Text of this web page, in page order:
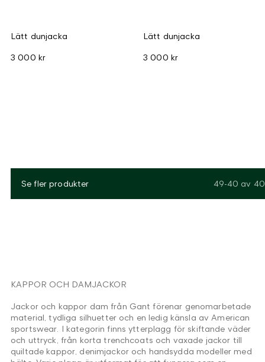
Lätt dunjacka
3 000 kr
Lätt dunjacka
3 000 kr
Se fler produkter 49-40 av 40
KAPPOR OCH DAMJACKOR
Jackor och kappor dam från Gant förenar genomarbetade
material, tydliga silhuetter och en ledig känsla av American
sportswear. I kategorin finns ytterplagg för skiftande väder
och uttryck, från korta trenchcoats och vaxade jackor till
quiltade kappor, denimjackor och handsydda modeller med